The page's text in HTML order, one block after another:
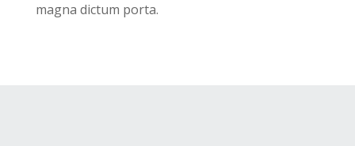
magna dictum porta.